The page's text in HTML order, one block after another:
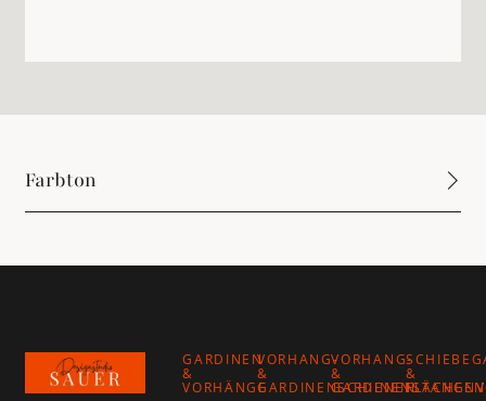
Farbton
GARDINEN
&
VORHÄNGE
VORHANG-
&
GARDINENSCHIENEN
VORHANG-
&
GARDINENSTANGEN
&